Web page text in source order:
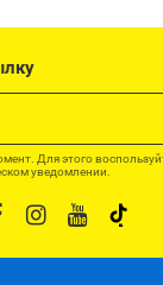
Для этого
уведомлении.